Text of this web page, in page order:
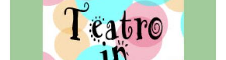
famiglia.
Continua